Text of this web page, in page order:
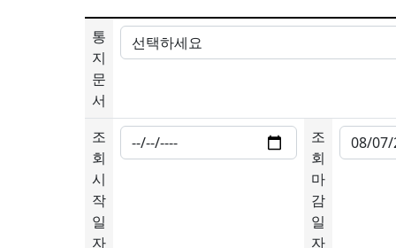
통
지
문
서
조
회
시
작
일
자
조
회
마
감
일
자